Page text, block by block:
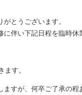
とうございます。
伴い下記日程を臨時
す。
すが、何卒ご了承の程